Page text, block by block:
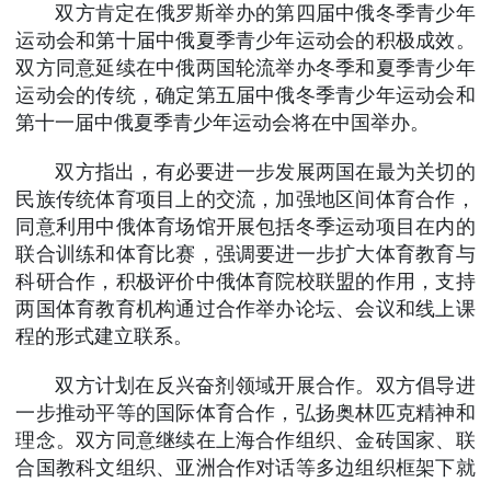
双方肯定在俄罗斯举办的第四届中俄冬季青少年
运动会和第十届中俄夏季青少年运动会的积极成效。
双方同意延续在中俄两国轮流举办冬季和夏季青少年
运动会的传统，确定第五届中俄冬季青少年运动会和
第十一届中俄夏季青少年运动会将在中国举办。
双方指出，有必要进一步发展两国在最为关切的
民族传统体育项目上的交流，加强地区间体育合作，
同意利用中俄体育场馆开展包括冬季运动项目在内的
联合训练和体育比赛，强调要进一步扩大体育教育与
科研合作，积极评价中俄体育院校联盟的作用，支持
两国体育教育机构通过合作举办论坛、会议和线上课
程的形式建立联系。
双方计划在反兴奋剂领域开展合作。双方倡导进
一步推动平等的国际体育合作，弘扬奥林匹克精神和
理念。双方同意继续在上海合作组织、金砖国家、联
合国教科文组织、亚洲合作对话等多边组织框架下就